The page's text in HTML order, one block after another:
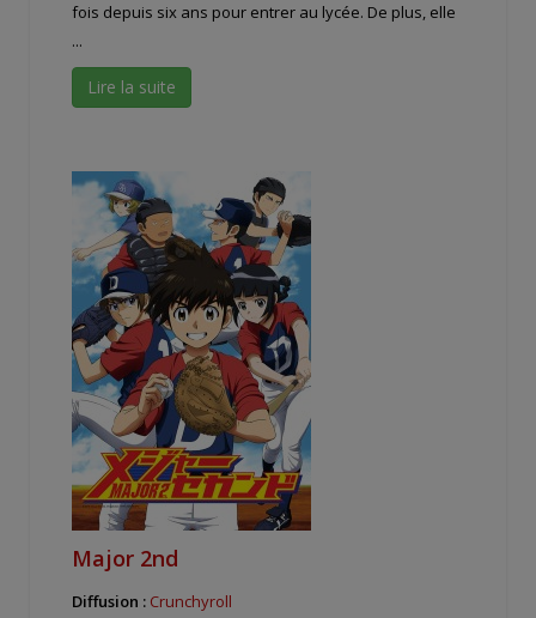
fois depuis six ans pour entrer au lycée. De plus, elle
...
Lire la suite
Major 2nd
Diffusion : Crunchyroll